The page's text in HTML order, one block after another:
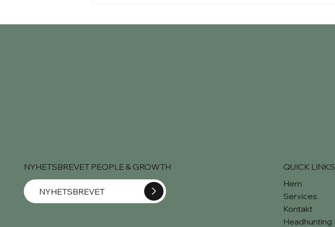
NYHETSBREVET PEOPLE & GROWTH
NYHETSBREVET
QUICK LINKS
Hem
Services
Kontakt
Headhunting